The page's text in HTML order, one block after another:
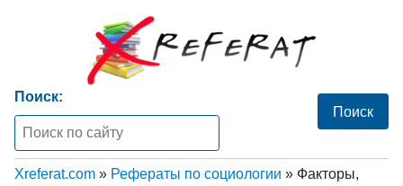
Поиск:
Xreferat.com » Рефераты по социологии » Факторы,